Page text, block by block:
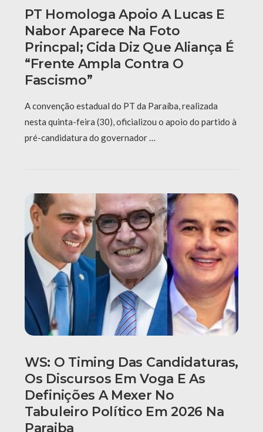
PT Homologa Apoio A Lucas E
Nabor Aparece Na Foto
Princpal; Cida Diz Que Aliança É
“frente Ampla Contra O
Fascismo”
A convenção estadual do PT da Paraíba, realizada
nesta quinta-feira (30), oficializou o apoio do partido à
pré-candidatura do governador …
WS: O Timing Das Candidaturas,
Os Discursos Em Voga E As
Definições A Mexer No
Tabuleiro Político Em 2026 Na
Paraiba